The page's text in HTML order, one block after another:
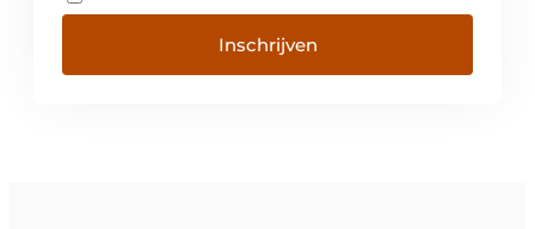
Inschrijven